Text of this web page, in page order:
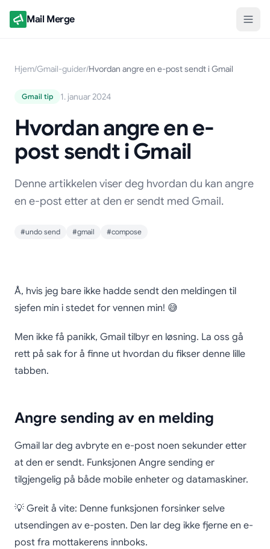
Mail Merge
Hjem/Gmail-guider/Hvordan angre en e-post sendt i Gmail
Gmail tip 1. januar 2024
Hvordan angre en e-
post sendt i Gmail
Denne artikkelen viser deg hvordan du kan angre
en e-post etter at den er sendt med Gmail.
#undo send #gmail #compose
Hvordan angre en e-
post sendt i Gmail
Å, hvis jeg bare ikke hadde sendt den meldingen til
sjefen min i stedet for vennen min! 😅
Men ikke få panikk, Gmail tilbyr en løsning. La oss gå
rett på sak for å finne ut hvordan du fikser denne lille
tabben.
Angre sending av en melding
Gmail lar deg avbryte en e-post noen sekunder etter
at den er sendt. Funksjonen Angre sending er
tilgjengelig på både mobile enheter og datamaskiner.
💡 Greit å vite: Denne funksjonen forsinker selve
utsendingen av e-posten. Den lar deg ikke fjerne en e-
post fra mottakerens innboks.